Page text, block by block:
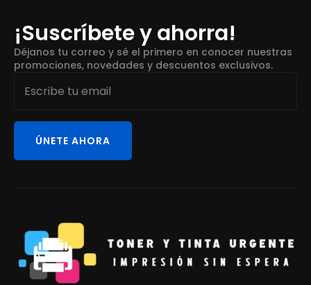
¡Suscríbete y ahorra!
Déjanos tu correo y sé el primero en conocer nuestras
promociones, novedades y descuentos exclusivos.
Email
ÚNETE AHORA